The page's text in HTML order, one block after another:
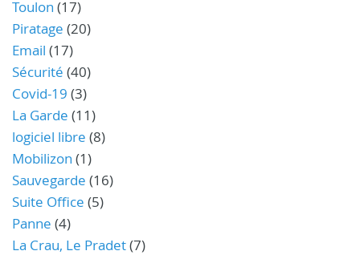
Toulon (17)
Piratage (20)
Email (17)
Sécurité (40)
Covid-19 (3)
La Garde (11)
logiciel libre (8)
Mobilizon (1)
Sauvegarde (16)
Suite Office (5)
Panne (4)
La Crau, Le Pradet(7)